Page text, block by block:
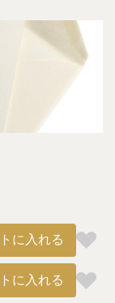
に入れる
に入れる